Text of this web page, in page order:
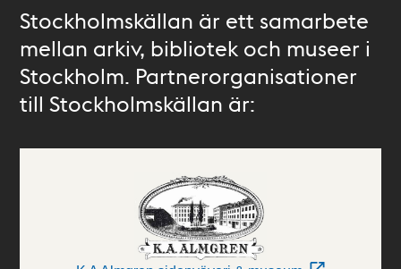
Stockholmskällan är ett samarbete
mellan arkiv, bibliotek och museer i
Stockholm. Partnerorganisationer
till Stockholmskällan är: